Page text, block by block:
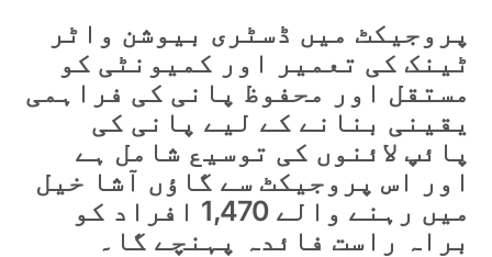
پروجیکٹ میں ڈسٹری بیوشن واٹر
ٹینک کی تعمیر اور کمیونٹی کو
مستقل اور محفوظ پانی کی فراہمی
یقینی بنانے کے لیے پانی کی
پائپ لائنوں کی توسیع شامل ہے
اور اس پروجیکٹ سے گاؤں آشا خیل
میں رہنے والے 1,470 افراد کو
براہ راست فائدہ پہنچے گا۔